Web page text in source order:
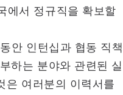
에서 정규직을 확보할
안 인턴십과 협동 직책
하는 분야와 관련된 실
은 여러분의 이력서를